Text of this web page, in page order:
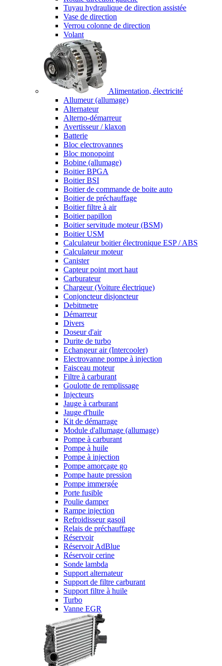
Tuyau hydraulique de direction assistée
Vase de direction
Verrou colonne de direction
Volant
Alimentation, électricité
Allumeur (allumage)
Alternateur
Alterno-démarreur
Avertisseur / klaxon
Batterie
Bloc electrovannes
Bloc monopoint
Bobine (allumage)
Boitier BPGA
Boitier BSI
Boitier de commande de boite auto
Boitier de préchauffage
Boitier filtre à air
Boitier papillon
Boitier servitude moteur (BSM)
Boitier USM
Calculateur boitier électronique ESP / ABS
Calculateur moteur
Canister
Capteur point mort haut
Carburateur
Chargeur (Voiture électrique)
Conjoncteur disjoncteur
Debitmetre
Démarreur
Divers
Doseur d'air
Durite de turbo
Echangeur air (Intercooler)
Electrovanne pompe à injection
Faisceau moteur
Filtre à carburant
Goulotte de remplissage
Injecteurs
Jauge à carburant
Jauge d'huile
Kit de démarrage
Module d'allumage (allumage)
Pompe à carburant
Pompe à huile
Pompe à injection
Pompe amorçage go
Pompe haute pression
Pompe immergée
Porte fusible
Poulie damper
Rampe injection
Refroidisseur gasoil
Relais de préchauffage
Réservoir
Réservoir AdBlue
Réservoir cerine
Sonde lambda
Support alternateur
Support de filtre carburant
Support filtre à huile
Turbo
Vanne EGR